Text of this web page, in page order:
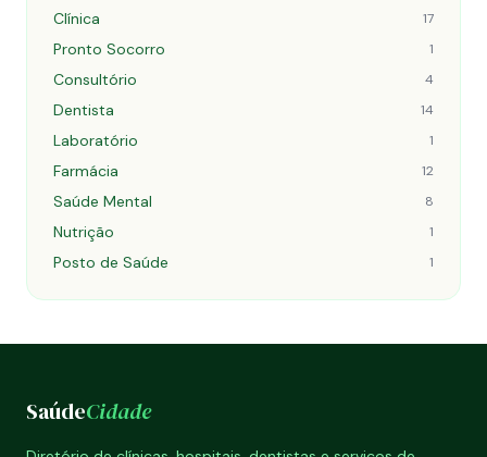
Clínica 17
Pronto Socorro 1
Consultório 4
Dentista 14
Laboratório 1
Farmácia 12
Saúde Mental 8
Nutrição 1
Posto de Saúde 1
SaúdeCidade